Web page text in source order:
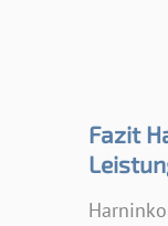
Fazit